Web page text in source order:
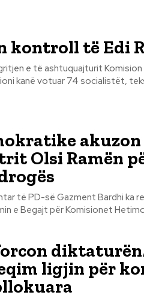
kontroll të Edi
e të ashtuquajturit
kanë votuar 74 socialistët,
akuzon
Olsi Ramën
të PD-së Gazment Bardhi ka
ligjin për